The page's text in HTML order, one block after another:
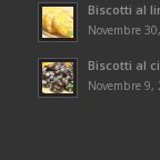
Biscotti al
Novembre
Biscotti al
Novembre 9,